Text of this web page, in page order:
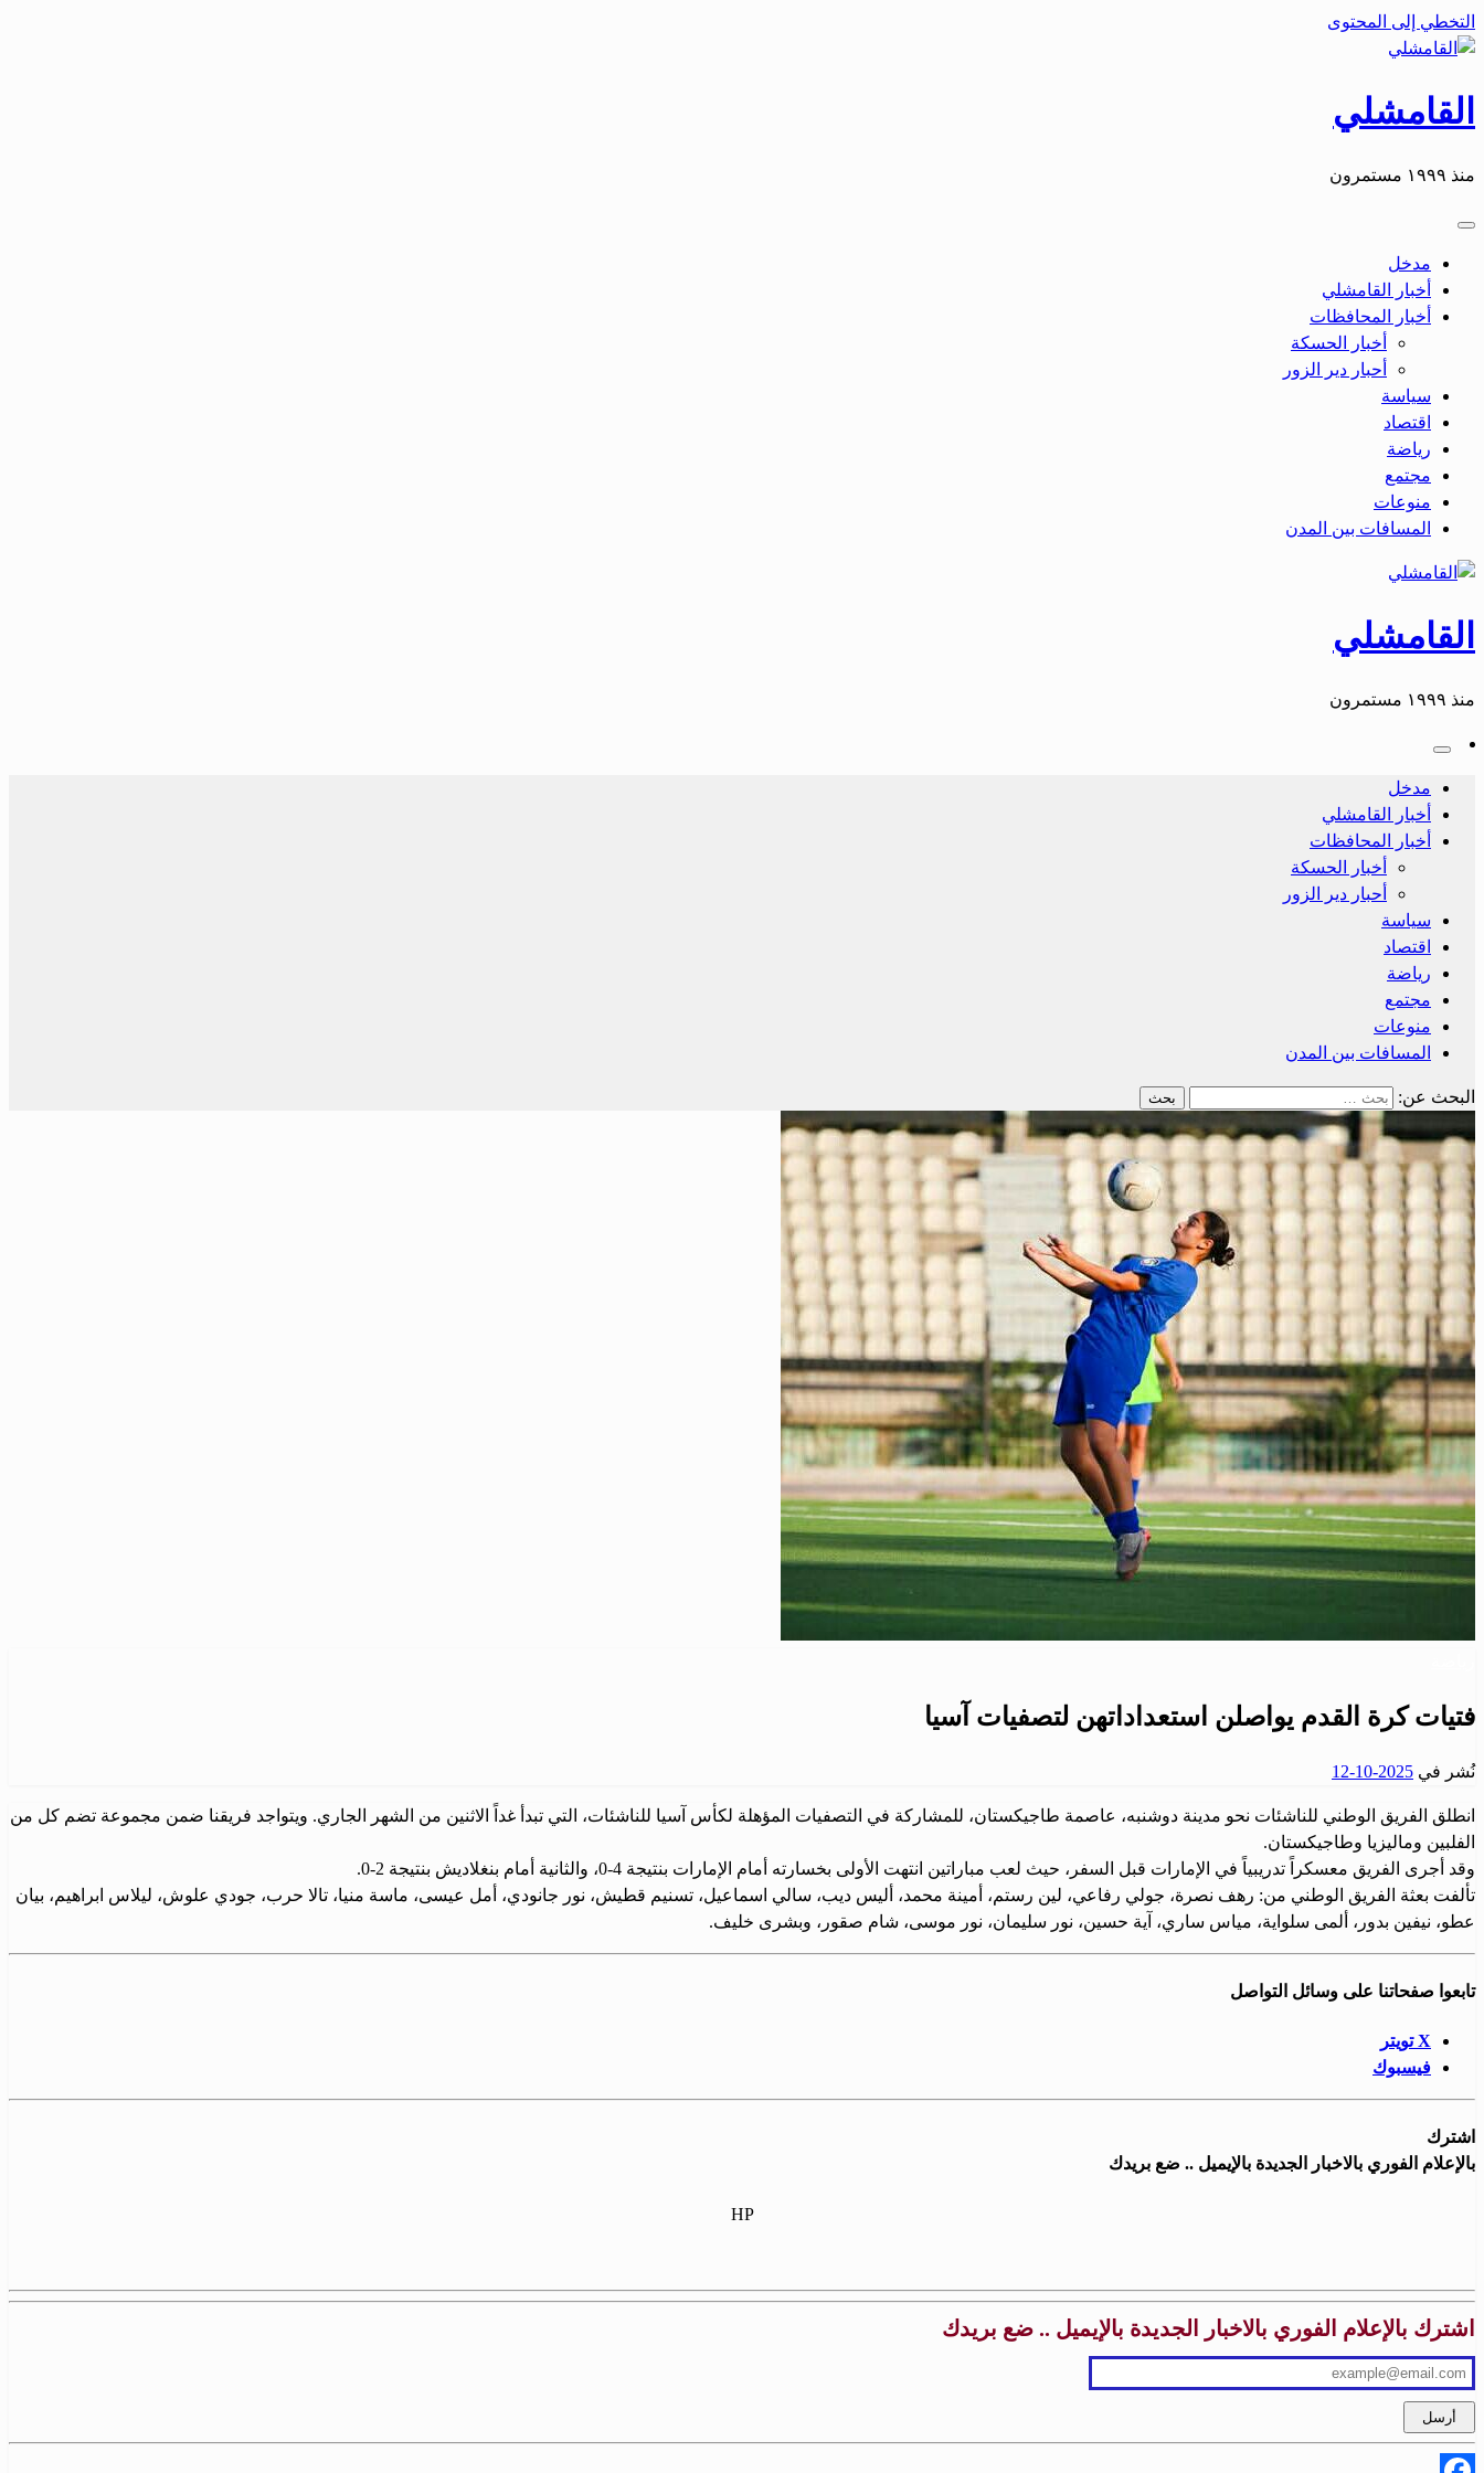
التخطي إلى المحتوى
القامشلي
منذ ١٩٩٩ مستمرون
مدخل
أخبار القامشلي
أخبار المحافظات
أخبار الحسكة
أحبار دير الزور
سياسة
اقتصاد
رياضة
مجتمع
منوعات
المسافات بين المدن
القامشلي
منذ ١٩٩٩ مستمرون
مدخل
أخبار القامشلي
أخبار المحافظات
أخبار الحسكة
أحبار دير الزور
سياسة
اقتصاد
رياضة
مجتمع
منوعات
المسافات بين المدن
البحث عن:
فتيات كرة القدم يواصلن استعداداتهن لتصفيات آسيا
نُشر في 2025-10-12
انطلق الفريق الوطني للناشئات نحو مدينة دوشنبه، عاصمة طاجيكستان، للمشاركة في التصفيات المؤهلة لكأس آسيا للناشئات، التي تبدأ غداً الاثنين من الشهر الجاري. ويتواجد فريقنا ضمن مجموعة تضم كل من
الفلبين وماليزيا وطاجيكستان.
وقد أجرى الفريق معسكراً تدريبياً في الإمارات قبل السفر، حيث لعب مباراتين انتهت الأولى بخسارته أمام الإمارات بنتيجة 4-0، والثانية أمام بنغلاديش بنتيجة 2-0.
تألفت بعثة الفريق الوطني من: رهف نصرة، جولي رفاعي، لين رستم، أمينة محمد، أليس ديب، سالي اسماعيل، تسنيم قطيش، نور جانودي، أمل عيسى، ماسة منيا، تالا حرب، جودي علوش، ليلاس ابراهيم، بيان
عطو، نيفين بدور، ألمى سلواية، مياس ساري، آية حسين، نور سليمان، نور موسى، شام صقور، وبشرى خليف.
تابعوا صفحاتنا على وسائل التواصل
X تويتر
فيسبوك
اشترك
بالإعلام الفوري بالاخبار الجديدة بالإيميل .. ضع بريدك
HP
اشترك بالإعلام الفوري بالاخبار الجديدة بالإيميل .. ضع بريدك